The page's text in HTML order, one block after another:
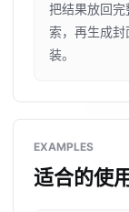
把结果放回
索，再生成
装。
EXAMPLES
适合的使